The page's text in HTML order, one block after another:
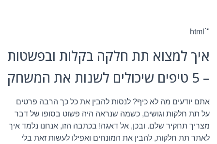
"`html
איך למצוא תת חלקה בקלות ובפשטות
– 5 טיפים שיכולים לשנות את המשחק
אתם יודעים מה לא כיף? לנסות להבין את כל כך הרבה פרטים
על תת חלקות וגושים, כשמה שנראה היה פשוט בסופו של דבר
מצריך תחקיר שלם. ובכן, אל דאגה! בכתבה הזו, אנחנו נלמד איך
לאתר תת חלקות, להבין את המונחים ואפילו לעשות זאת בלי